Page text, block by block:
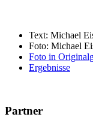
Text: Michael
Foto: Michael
Foto in
Ergebnisse
Partner